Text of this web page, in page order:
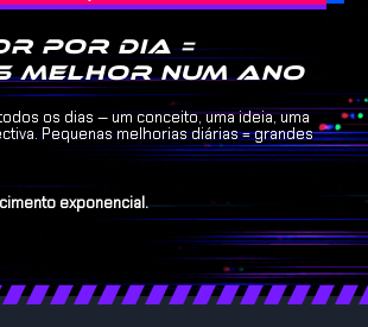
por dia =
melhor num ano
os dias — um conceito, uma ideia, uma
Pequenas melhorias diárias = grandes
exponencial.